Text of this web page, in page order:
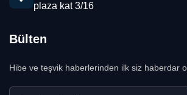
plaza kat 3/16
Bülten
Hibe ve teşvik haberlerinden ilk siz haberdar